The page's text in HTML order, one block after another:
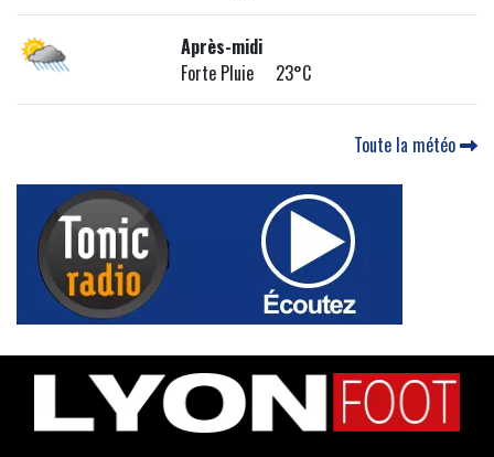
Après-midi
Forte Pluie 23°C
Toute la météo